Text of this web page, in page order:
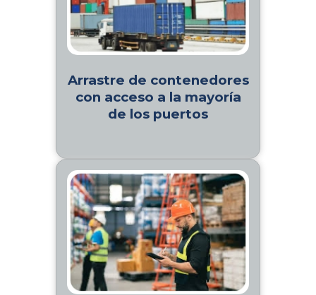
Arrastre de contenedores
con acceso a la mayoría
de los puertos